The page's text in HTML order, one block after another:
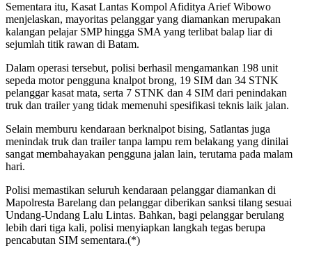
Sementara itu, Kasat Lantas Kompol Afiditya Arief Wibowo
menjelaskan, mayoritas pelanggar yang diamankan merupakan
kalangan pelajar SMP hingga SMA yang terlibat balap liar di
sejumlah titik rawan di Batam.
Dalam operasi tersebut, polisi berhasil mengamankan 198 unit
sepeda motor pengguna knalpot brong, 19 SIM dan 34 STNK
pelanggar kasat mata, serta 7 STNK dan 4 SIM dari penindakan
truk dan trailer yang tidak memenuhi spesifikasi teknis laik jalan.
Selain memburu kendaraan berknalpot bising, Satlantas juga
menindak truk dan trailer tanpa lampu rem belakang yang dinilai
sangat membahayakan pengguna jalan lain, terutama pada malam
hari.
Polisi memastikan seluruh kendaraan pelanggar diamankan di
Mapolresta Barelang dan pelanggar diberikan sanksi tilang sesuai
Undang-Undang Lalu Lintas. Bahkan, bagi pelanggar berulang
lebih dari tiga kali, polisi menyiapkan langkah tegas berupa
pencabutan SIM sementara.(*)